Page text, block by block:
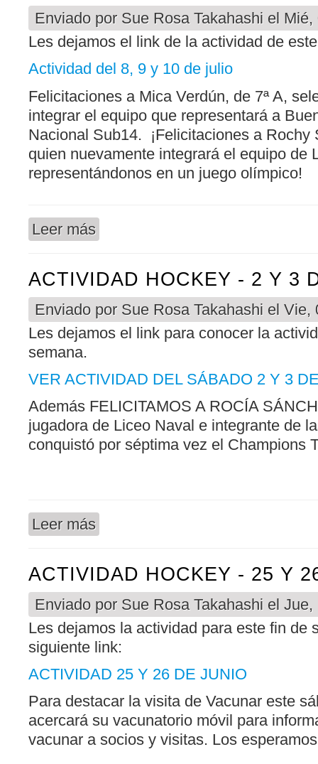
Enviado por Sue Rosa Takahashi el Mié,
Les dejamos el link de la actividad de
Actividad del 8, 9 y 10 de julio
Felicitaciones a Mica Verdún, de 7ª A,
integrar el equipo que representará a
Nacional Sub14. ¡Felicitaciones a Rochy
quien nuevamente integrará el equipo de
representándonos en un juego olímpico!
Leer más
ACTIVIDAD HOCKEY - 2 Y 3
Enviado por Sue Rosa Takahashi el Vie,
Les dejamos el link para conocer la
semana.
VER ACTIVIDAD DEL SÁBADO 2 Y 3
Además FELICITAMOS A ROCÍA
jugadora de Liceo Naval e integrante de
conquistó por séptima vez el Champions
Leer más
ACTIVIDAD HOCKEY - 25 Y
Enviado por Sue Rosa Takahashi el Jue,
Les dejamos la actividad para este fin de
siguiente link:
ACTIVIDAD 25 Y 26 DE JUNIO
Para destacar la visita de Vacunar este
acercará su vacunatorio móvil para
vacunar a socios y visitas. Los